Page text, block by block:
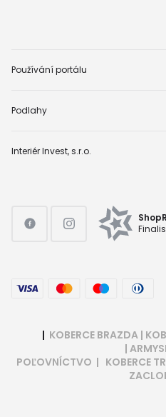
Používání portálu
Podlahy
Interiér Invest, s.r.o.
| KOBERCE BRAZDA |
|
POĽOVNÍCTVO | KOBERCE